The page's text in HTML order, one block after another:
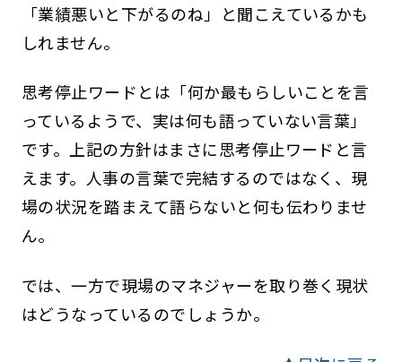
「業績悪いと下がるのね」と聞こえているかも
しれません。
思考停止ワードとは「何か最もらしいことを言
っているようで、実は何も語っていない言葉」
です。上記の方針はまさに思考停止ワードと言
えます。人事の言葉で完結するのではなく、現
場の状況を踏まえて語らないと何も伝わりませ
ん。
では、一方で現場のマネジャーを取り巻く現状
はどうなっているのでしょうか。